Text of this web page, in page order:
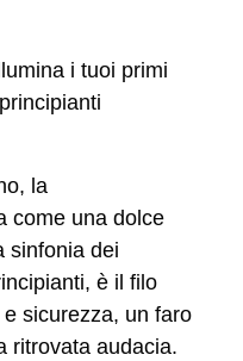
i tuoi primi
la
come una dolce
sinfonia dei
è il filo
sicurezza, un faro
ritrovata audacia.